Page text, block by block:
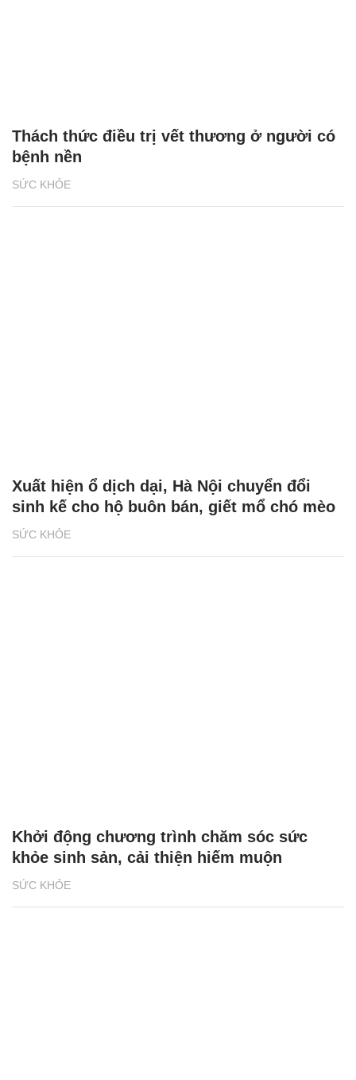
SỨC KHỎE
Thách thức điều trị vết thương ở người có
bệnh nền
SỨC KHỎE
Xuất hiện ổ dịch dại, Hà Nội chuyển đổi
sinh kế cho hộ buôn bán, giết mổ chó mèo
SỨC KHỎE
Khởi động chương trình chăm sóc sức
khỏe sinh sản, cải thiện hiếm muộn